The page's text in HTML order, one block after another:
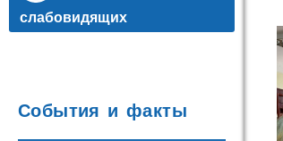
слабовидящих
События и факты